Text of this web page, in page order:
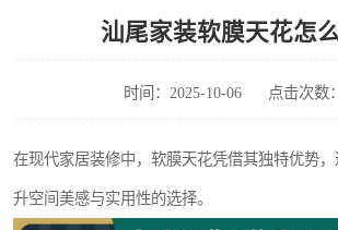
汕尾家装软膜天花怎
时间：2025-10-06 点击次数
在现代家居装修中，软膜天花凭借其独特优势
升空间美感与实用性的选择。